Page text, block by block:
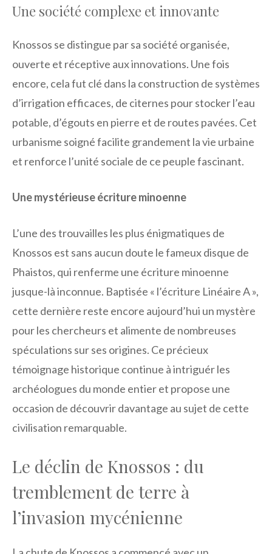
Une société complexe et innovante
Knossos se distingue par sa société organisée,
ouverte et réceptive aux innovations. Une fois
encore, cela fut clé dans la construction de systèmes
d’irrigation efficaces, de citernes pour stocker l’eau
potable, d’égouts en pierre et de routes pavées. Cet
urbanisme soigné facilite grandement la vie urbaine
et renforce l’unité sociale de ce peuple fascinant.
Une mystérieuse écriture minoenne
L’une des trouvailles les plus énigmatiques de
Knossos est sans aucun doute le fameux disque de
Phaistos, qui renferme une écriture minoenne
jusque-là inconnue. Baptisée « l’écriture Linéaire A »,
cette dernière reste encore aujourd’hui un mystère
pour les chercheurs et alimente de nombreuses
spéculations sur ses origines. Ce précieux
témoignage historique continue à intriguér les
archéologues du monde entier et propose une
occasion de découvrir davantage au sujet de cette
civilisation remarquable.
Le déclin de Knossos : du
tremblement de terre à
l’invasion mycénienne